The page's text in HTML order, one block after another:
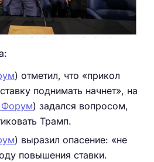
) отметил, что «прикол
поднимать начнет», на
Форум) задался вопросом,
Трамп.
) выразил опасение: «не
повышения ставки.